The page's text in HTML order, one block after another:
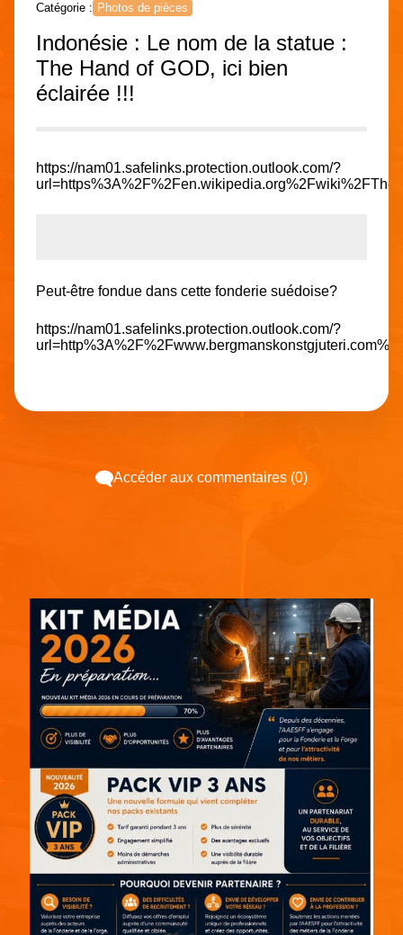
Catégorie : Photos de pièces
Indonésie : Le nom de la statue :
The Hand of GOD, ici bien
éclairée !!!
https://nam01.safelinks.protection.outlook.com/?
Peut-être fondue dans cette fonderie suédoise?
https://nam01.safelinks.protection.outlook.com/?
Accéder aux commentaires (0)